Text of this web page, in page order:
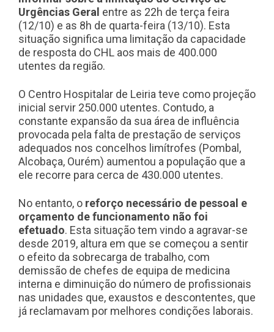
Urgências Geral entre as 22h de terça feira
(12/10) e as 8h de quarta-feira (13/10). Esta
situação significa uma limitação da capacidade
de resposta do CHL aos mais de 400.000
utentes da região.
O Centro Hospitalar de Leiria teve como projeção
inicial servir 250.000 utentes. Contudo, a
constante expansão da sua área de influência
provocada pela falta de prestação de serviços
adequados nos concelhos limítrofes (Pombal,
Alcobaça, Ourém) aumentou a população que a
ele recorre para cerca de 430.000 utentes.
No entanto, o reforço necessário de pessoal e
orçamento de funcionamento não foi
efetuado. Esta situação tem vindo a agravar-se
desde 2019, altura em que se começou a sentir
o efeito da sobrecarga de trabalho, com
demissão de chefes de equipa de medicina
interna e diminuição do número de profissionais
nas unidades que, exaustos e descontentes, que
já reclamavam por melhores condições laborais.